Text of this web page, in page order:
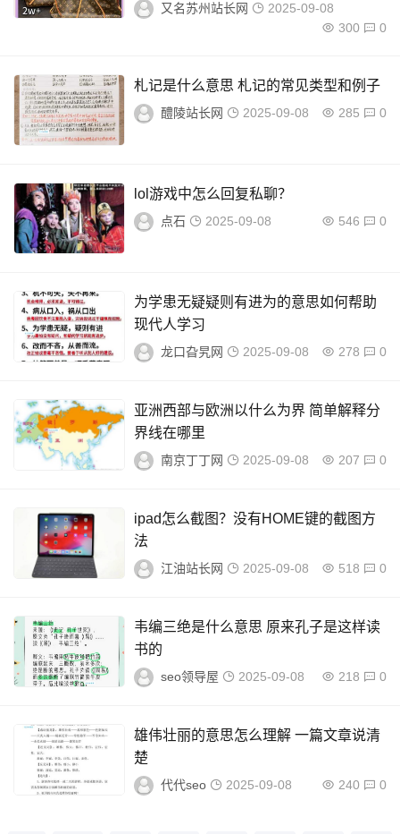
又名苏州站长网
2025-09-08
300
0
札记是什么意思 札记的常见类型和例子
醴陵站长网 2025-09-08 285 0
lol游戏中怎么回复私聊？
点石 2025-09-08 546 0
为学患无疑疑则有进为的意思如何帮助
现代人学习
龙口旮旯网 2025-09-08 278 0
亚洲西部与欧洲以什么为界 简单解释分
界线在哪里
南京丁丁网 2025-09-08 207 0
ipad怎么截图？没有HOME键的截图方
法
江油站长网 2025-09-08 518 0
韦编三绝是什么意思 原来孔子是这样读
书的
seo领导屋 2025-09-08 218 0
雄伟壮丽的意思怎么理解 一篇文章说清
楚
代代seo 2025-09-08 240 0